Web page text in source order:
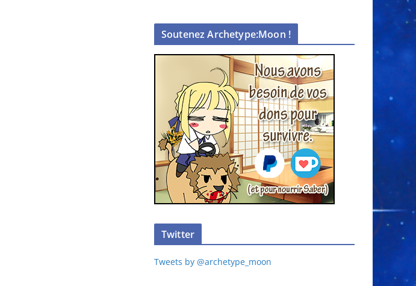
Soutenez Archetype:Moon !
Twitter
Tweets by @archetype_moon